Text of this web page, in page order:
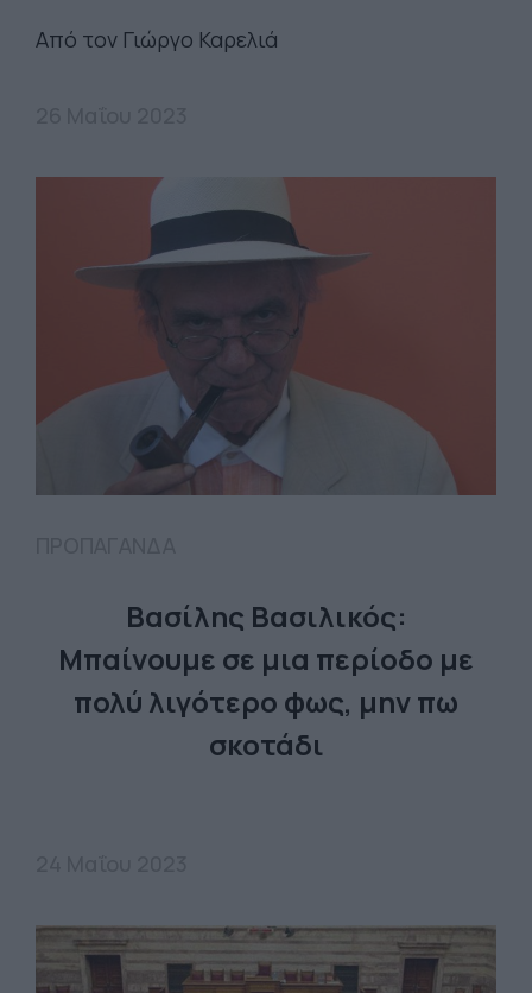
Από τον Γιώργο Καρελιά
Βασίλης Βασιλικός:
Μπαίνουμε σε μια περίοδο με
πολύ λιγότερο φως, μην πω
σκοτάδι